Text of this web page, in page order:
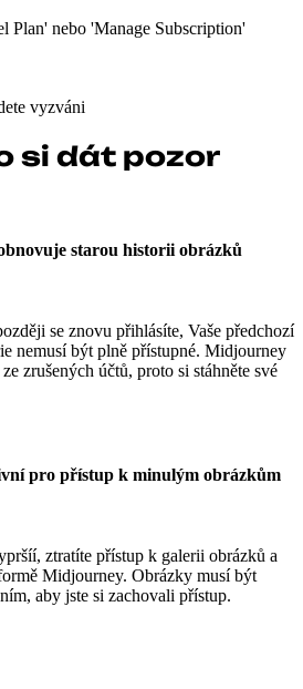
Plan' nebo 'Manage Subscription'
vyzváni
si dát pozor
starou historii obrázků
se znovu přihlásíte, Vaše předchozí
nemusí být plně přístupné. Midjourney
zrušených účtů, proto si stáhněte své
pro přístup k minulým obrázkům
ztratíte přístup k galerii obrázků a
Midjourney. Obrázky musí být
aby jste si zachovali přístup.